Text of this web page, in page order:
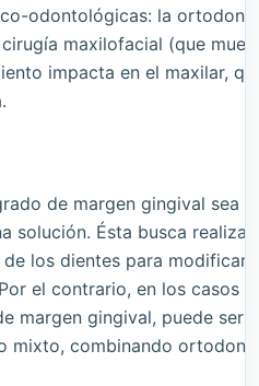
odontológicas: la
maxilofacial (que
impacta en el maxilar,
de margen gingival sea
solución. Ésta busca realizar
los dientes para modificar
el contrario, en los casos
margen gingival, puede ser
mixto, combinando